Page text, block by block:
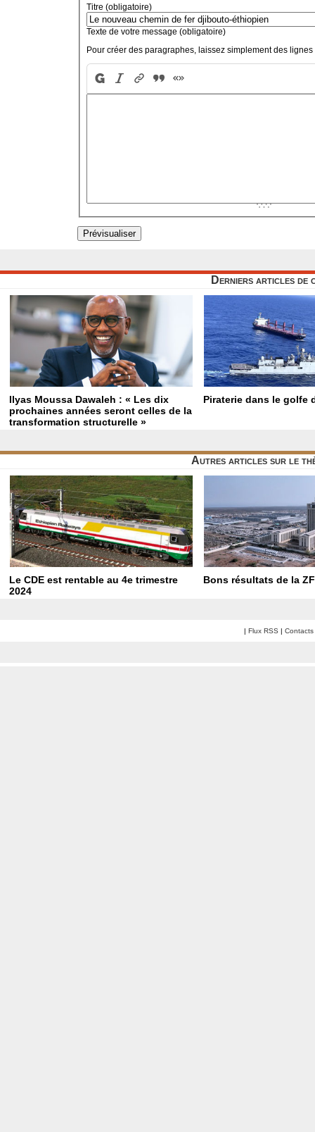
Titre (obligatoire)
Texte de votre message (obligatoire)
Pour créer des paragraphes, laissez simplement des lignes
Derniers articles de
Ilyas Moussa Dawaleh : « Les dix
prochaines années seront celles de la
transformation structurelle »
Piraterie dans le golfe
Autres articles sur le
Le CDE est rentable au 4e trimestre
2024
Bons résultats de la
| Flux RSS | Contacts